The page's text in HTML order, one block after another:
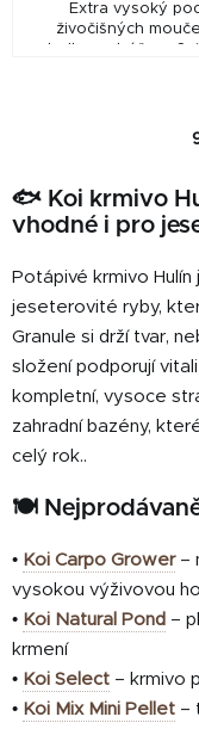
Extra vysoký
živočišných
🐟 Koi krmivo
vhodné i pro
Potápivé krmivo
jeseterovité ryby,
Granule si drží tvar,
složení podporují
kompletní, vysoce
zahradní bazény,
celý rok..
🍽️
• Koi Carpo Grower–
vysokou výživovou
• Koi Natural Pond –
krmení
• Koi Select – krmivo
• Koi Mix Mini Pellet –